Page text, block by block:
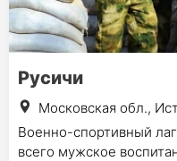
Русичи
Московская обл.,
Военно-спортивный
всего мужское